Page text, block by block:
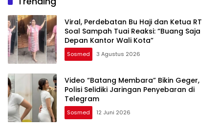
Viral, Perdebatan Bu Haji dan Ketua RT
Soal Sampah Tuai Reaksi: “Buang Saja
Depan Kantor Wali Kota”
Sosmed 3 Agustus 2026
Video “Batang Membara” Bikin Geger,
Polisi Selidiki Jaringan Penyebaran di
Telegram
Sosmed 12 Juni 2026